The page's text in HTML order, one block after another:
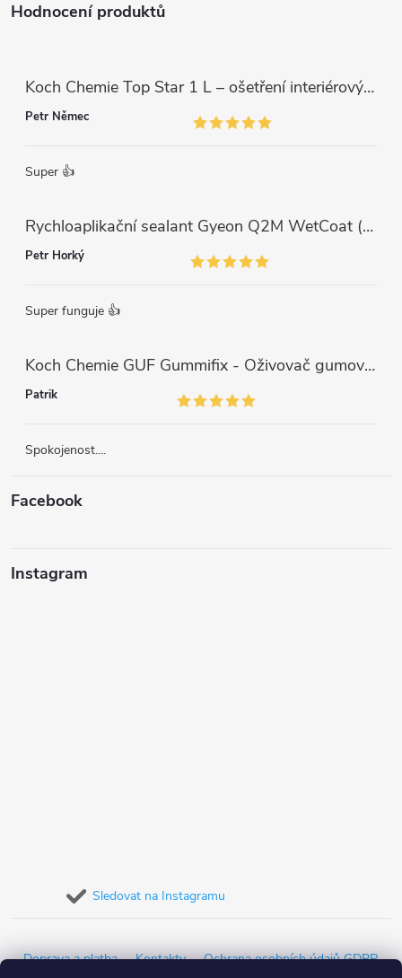
Hodnocení produktů
Koch Chemie Top Star 1 L – ošetření interiérových plastů, ochrana a matný vzhled
Petr Němec
Super 👍
Rychloaplikační sealant Gyeon Q2M WetCoat (1 L)
Petr Horký
Super funguje 👍
Koch Chemie GUF Gummifix - Oživovač gumových koberců (1000ml)
Patrik
Spokojenost....
Facebook
Instagram
Sledovat na Instagramu
Doprava a platba Kontakty Ochrana osobních údajů GDPR